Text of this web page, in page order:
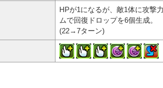
HPが1になるが、敵1体に攻撃
ムで回復ドロップを6個生成。
(22→7ターン)